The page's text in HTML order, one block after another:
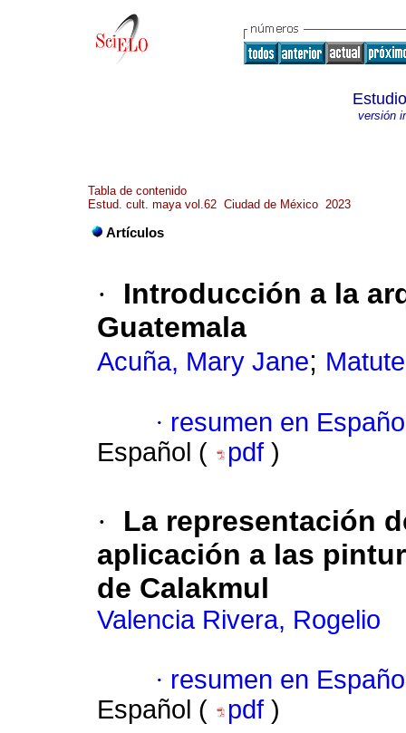
versión
Tabla de contenido
Estud. cult. maya vol.62 Ciudad de México 2023
Artículos
·
Introducción a la
Guatemala
Acuña, Mary Jane;
· resumen en
Español (
pdf )
·
La representación
aplicación a las
de Calakmul
Valencia Rivera, Rogelio
· resumen en
Español (
pdf )